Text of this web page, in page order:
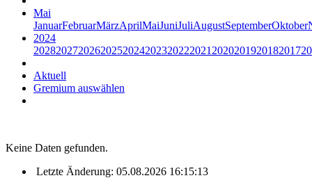
Mai
JanuarFebruarMärzAprilMaiJuniJuliAugustSeptemberOktober
2024
20282027202620252024202320222021 2020201920182017
Aktuell
Gremium auswählen
Keine Daten gefunden.
Letzte Änderung: 05.08.2026 16:15:13